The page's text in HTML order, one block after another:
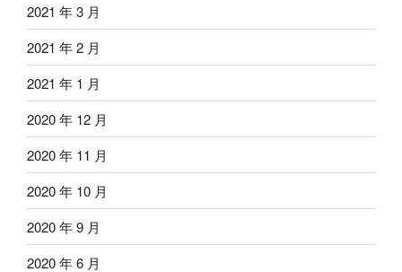
2021 年 3 月
2021 年 2 月
2021 年 1 月
2020 年 12 月
2020 年 11 月
2020 年 10 月
2020 年 9 月
2020 年 6 月